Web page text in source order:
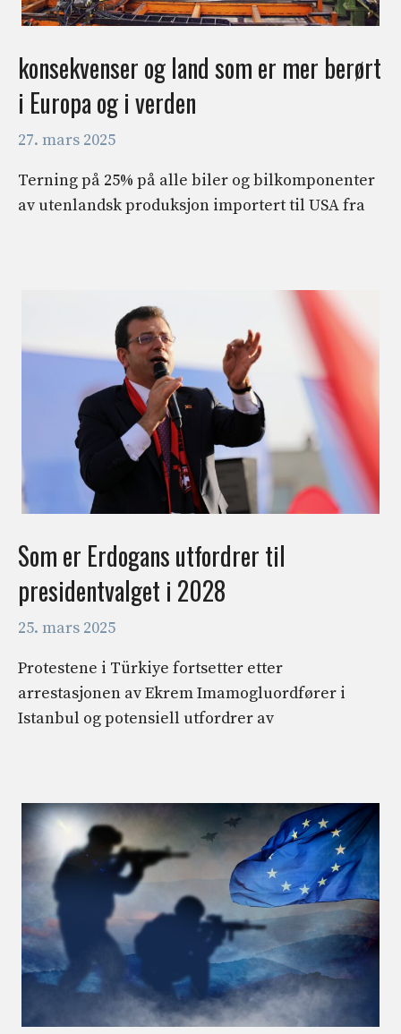
konsekvenser og land som er mer berørt
i Europa og i verden
27. mars 2025
Terning på 25% på alle biler og bilkomponenter
av utenlandsk produksjon importert til USA fra
Som er Erdogans utfordrer til
presidentvalget i 2028
25. mars 2025
Protestene i Türkiye fortsetter etter
arrestasjonen av Ekrem Imamogluordfører i
Istanbul og potensiell utfordrer av